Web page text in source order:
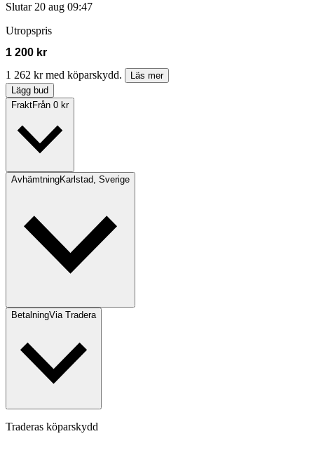
Slutar 20 aug 09:47
Utropspris
1 200 kr
1 262 kr med köparskydd.
Läs mer
Lägg bud
FraktFrån 0 kr
AvhämtningKarlstad, Sverige
BetalningVia Tradera
Traderas köparskydd